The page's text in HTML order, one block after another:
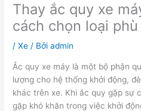
Thay ắc quy xe
cách chọn loại
/Xe / Bởiadmin
Ắc quy xe máy là một bộ phận
lượng cho hệ thống khởi động,
khác trên xe. Khi ắc quy gặp sự
gặp khó khăn trong việc khởi